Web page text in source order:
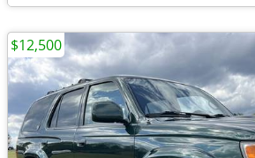
$12,500